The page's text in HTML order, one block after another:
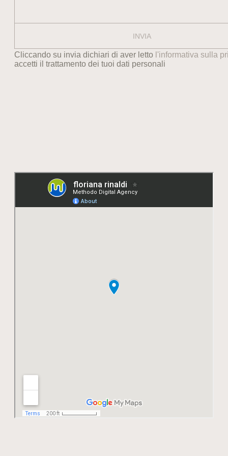
Cliccando su invia dichiari di aver letto l'informativa sulla
accetti il trattamento dei tuoi dati personali